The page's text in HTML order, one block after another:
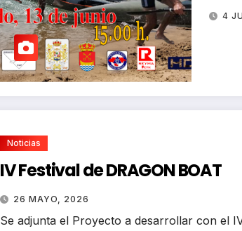
4
Noticias
IV Festival de DRAGON BOAT
26 MAYO, 2026
Se adjunta el Proyecto a desarrollar con el